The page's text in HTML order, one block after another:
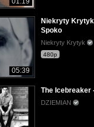
05:39
Niekryty
Spoko
Niekryty Krytyk
480p
The Icebreaker
DZIEMIAN